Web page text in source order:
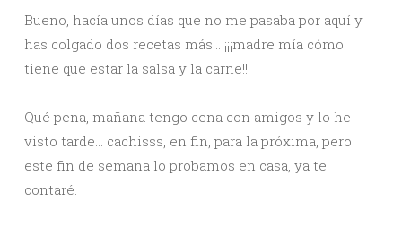
Bueno, hacía unos días que no me pasaba por aquí y
has colgado dos recetas más… ¡¡¡madre mía cómo
tiene que estar la salsa y la carne!!!
Qué pena, mañana tengo cena con amigos y lo he
visto tarde… cachisss, en fin, para la próxima, pero
este fin de semana lo probamos en casa, ya te
contaré.